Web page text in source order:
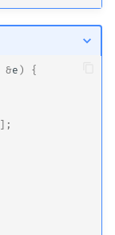
&e )
{
];